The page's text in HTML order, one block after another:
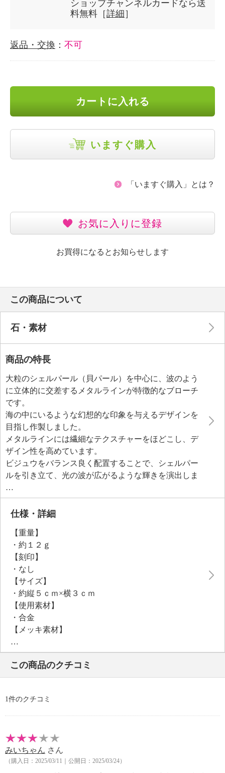
ショップチャンネルカードなら送
料無料［詳細 ］
返品・交換 ： 不可
カートに入れる
いますぐ購入
「いますぐ購入」とは？
お気に入りに登録
お買得になるとお知らせします
この商品について
石・素材
商品の特長
大粒のシェルパール（貝パール）を中心に、波のよう
に立体的に交差するメタルラインが特徴的なブローチ
です。
海の中にいるような幻想的な印象を与えるデザインを
目指し作製しました。
メタルラインには繊細なテクスチャーをほどこし、デ
ザイン性を高めています。
ビジュウをバランス良く配置することで、シェルパー
ルを引き立て、光の波が広がるような輝きを演出しま
した。
ビジュウの合間には極小のラウンドメタルを集めたデ
ザインを取り入れ、抜け感のある繊細な仕上がりに。
ネイトにも華やかさをプラスします。
仕様・詳細
【重量】
・約１２ｇ
【刻印】
・なし
【サイズ】
・約縦５ｃｍ×横３ｃｍ
【使用素材】
・合金
【メッキ素材】
・材質：シルバートーンコート
【その他】
・個体差あり
【原産国（地）】
この商品のクチコミ
1件のクチコミ
みいちゃん さん
（購入日：2025/03/11｜公開日：2025/03/24）